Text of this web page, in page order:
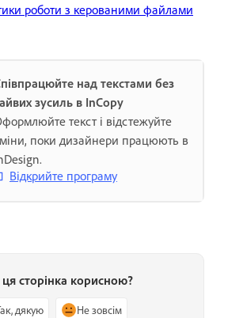
роботи з керованими файлами
над текстами без
зусиль в InCopy
текст і відстежуйте
поки дизайнери працюють в
Відкрийте програму
сторінка корисною?
дякую Не зовсім